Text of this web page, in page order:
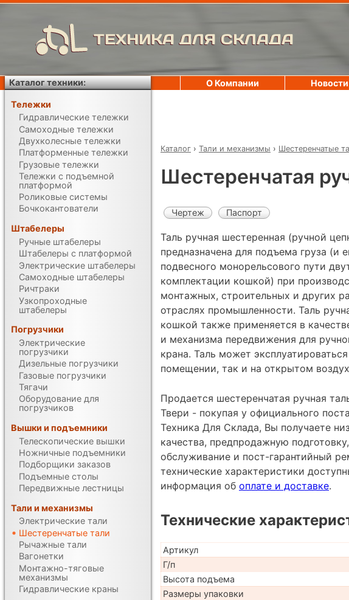
ТЕХНИКА ДЛЯ СКЛАДА
Каталог › Тали и механизмы › Шестеренчатые
Шестеренчатая
Чертеж Паспорт
Таль ручная шестеренная (ручной
предназначена для подъема груза (и
подвесного монорельсового пути
комплектации кошкой) при
монтажных, строительных и других
отраслях промышленности. Таль
кошкой также применяется в
и механизма передвижения для
крана. Таль может
помещении, так и на открытом
Продается шестеренчатая ручная
Твери - покупая у официального
Техника Для Склада, Вы получаете
качества, предпродажную
обслуживание и пост-гарантийный
технические характеристики
информация об оплате и доставке.
Технические
Артикул
Г/п
Высота подъема
Размеры упаковки
О Компании Новости
Каталог техники:
Тележки
Гидравлические тележки
Самоходные тележки
Двухколесные тележки
Платформенные тележки
Грузовые тележки
Тележки с подъемной
платформой
Роликовые системы
Бочкокантователи
Штабелеры
Ручные штабелеры
Штабелеры с платформой
Электрические штабелеры
Самоходные штабелеры
Ричтраки
Узкопроходные
штабелеры
Погрузчики
Электрические
погрузчики
Дизельные погрузчики
Газовые погрузчики
Тягачи
Оборудование для
погрузчиков
Вышки и подъемники
Телескопические вышки
Ножничные подъемники
Подборщики заказов
Подъемные столы
Передвижные лестницы
Тали и механизмы
Электрические тали
Шестеренчатые тали
Рычажные тали
Вагонетки
Монтажно-тяговые
механизмы
Гидравлические краны